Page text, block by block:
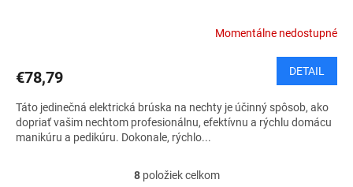
Momentálne nedostupné
€78,79 DETAIL
Táto jedinečná elektrická brúska na nechty je účinný spôsob, ako
dopriať vašim nechtom profesionálnu, efektívnu a rýchlu domácu
manikúru a pedikúru. Dokonale, rýchlo...
O
8položiek celkom